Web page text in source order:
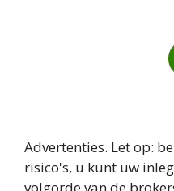
Advertenties. Let op:
risico's, u kunt uw
volgorde van de